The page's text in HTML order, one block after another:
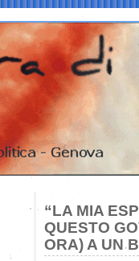
“LA MIA
QUESTO
ORA) A UN